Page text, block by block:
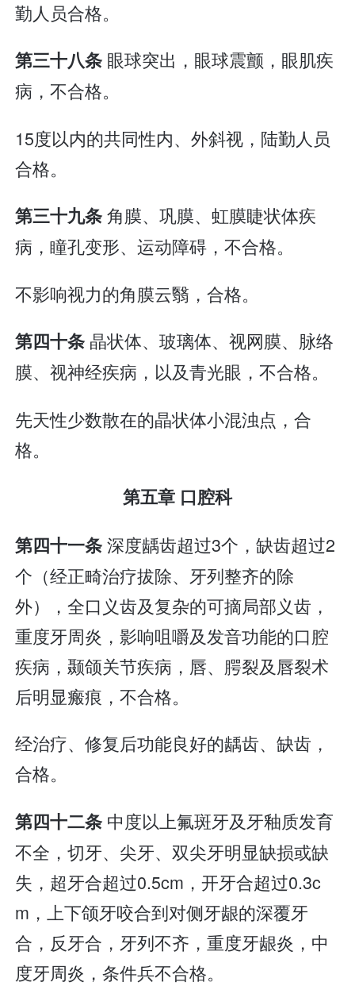
勤人员合格。
第三十八条 眼球突出，眼球震颤，眼肌疾
病，不合格。
15度以内的共同性内、外斜视，陆勤人员
合格。
第三十九条角膜、巩膜、虹膜睫状体疾
病，瞳孔变形、运动障碍，不合格。
不影响视力的角膜云翳，合格。
第四十条 晶状体、玻璃体、视网膜、脉络
膜、视神经疾病，以及青光眼，不合格。
先天性少数散在的晶状体小混浊点，合
格。
第五章 口腔科
第四十一条深度龋齿超过3个，缺齿超过2
个（经正畸治疗拔除、牙列整齐的除
外），全口义齿及复杂的可摘局部义齿，
重度牙周炎，影响咀嚼及发音功能的口腔
疾病，颞颌关节疾病，唇、腭裂及唇裂术
后明显瘢痕，不合格。
经治疗、修复后功能良好的龋齿、缺齿，
合格。
第四十二条 中度以上氟斑牙及牙釉质发育
不全，切牙、尖牙、双尖牙明显缺损或缺
失，超牙合超过0.5cm，开牙合超过0.3c
m，上下颌牙咬合到对侧牙龈的深覆牙
合，反牙合，牙列不齐，重度牙龈炎，中
度牙周炎，条件兵不合格。